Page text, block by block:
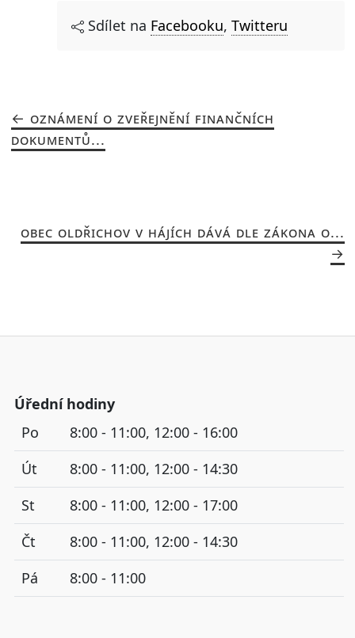
Sdílet na Facebooku, Twitteru
OZNÁMENÍ O ZVEŘEJNĚNÍ FINANČNÍCH
DOKUMENTŮ...
OBEC OLDŘICHOV V HÁJÍCH DÁVÁ DLE ZÁKONA O...
Úřední hodiny
Po
8:00 - 11:00, 12:00 - 16:00
Út
8:00 - 11:00, 12:00 - 14:30
St
8:00 - 11:00, 12:00 - 17:00
Čt
8:00 - 11:00, 12:00 - 14:30
Pá
8:00 - 11:00